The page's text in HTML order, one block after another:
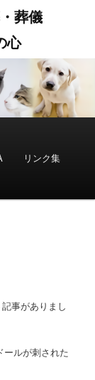
葬儀
心
リンク集
事がありまし
ールが刺された